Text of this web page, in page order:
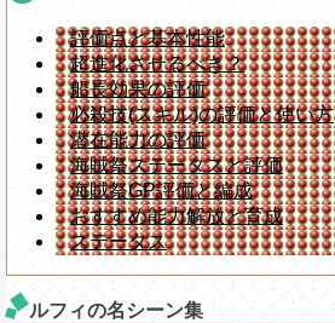
評価点と基本性能
超進化させるべき？
船長効果の評価
必殺技(スキル)の評価と使い方
潜在能力の評価
海賊祭ステータスと評価
海賊祭GP評価と編成
おすすめ能力解放と育成
ステータス
ルフィの名シーン集